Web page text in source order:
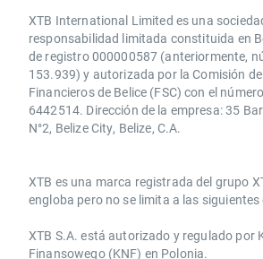
XTB International Limited es una
responsabilidad limitada constituida en
de registro 000000587 (anteriormente,
153.939) y autorizada por la Comisión
Financieros de Belice (FSC) con el
6442514. Dirección de la empresa: 35
N°2, Belize City, Belize, C.A.
​​XTB es una marca registrada del grupo
engloba pero no se limita a las
XTB S.A.​ está autorizado y regulado por
Finansowego (KNF) ​en Polonia.